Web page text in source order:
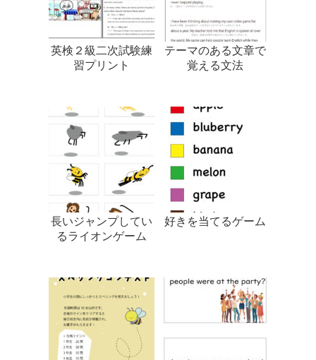
英検２級二次試験練
習プリント
テーマのある文章で
覚える文法
長いジャンプしてい
るライオンゲーム
好きを当てるゲーム